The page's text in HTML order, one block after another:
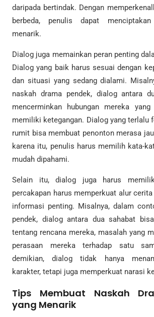
daripada bertindak. Dengan
berbeda, penulis dapat
menarik.
Dialog juga memainkan peran penting
Dialog yang baik harus sesuai dengan
dan situasi yang sedang dialami.
naskah drama pendek, dialog antara
mencerminkan hubungan mereka
memiliki ketegangan. Dialog yang terlalu
rumit bisa membuat penonton merasa
karena itu, penulis harus memilih kata-
mudah dipahami.
Selain itu, dialog juga harus
percakapan harus memperkuat alur
informasi penting. Misalnya, dalam
pendek, dialog antara dua sahabat
tentang rencana mereka, masalah yang
perasaan mereka terhadap satu
demikian, dialog tidak hanya
karakter, tetapi juga memperkuat narasi
Tips Membuat Naskah
yang Menarik